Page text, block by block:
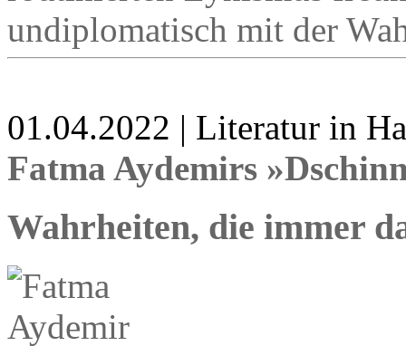
undiplomatisch mit der
01.04.2022 | Literatur in
Fatma Aydemirs
Wahrheiten, die immer